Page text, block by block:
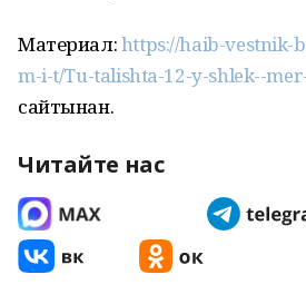
Материал:https://haib-vestnik-
m-i-t/Tu-talishta-12-y-shlek--
сайтынан.
Читайте нас